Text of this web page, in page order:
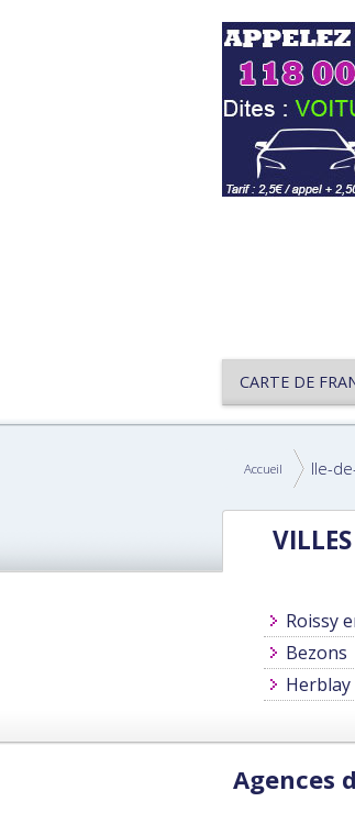
CARTE DE
Accueil Ile-
Roissy
Bezons
Herblay
Agences